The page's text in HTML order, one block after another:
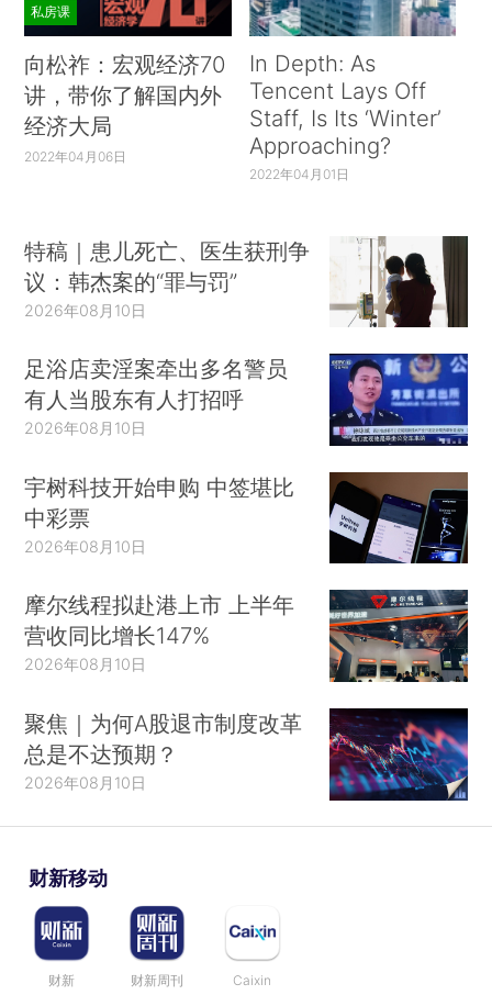
私房课
向松祚：宏观经济70
讲，带你了解国内外
经济大局
2022年04月06日
In Depth: As
Tencent Lays Off
Staff, Is Its ‘Winter’
Approaching?
2022年04月01日
特稿｜患儿死亡、医生获刑争
议：韩杰案的“罪与罚”
2026年08月10日
足浴店卖淫案牵出多名警员
有人当股东有人打招呼
2026年08月10日
宇树科技开始申购 中签堪比
中彩票
2026年08月10日
摩尔线程拟赴港上市 上半年
营收同比增长147%
2026年08月10日
聚焦｜为何A股退市制度改革
总是不达预期？
2026年08月10日
财新移动
财新 财新周刊 Caixin